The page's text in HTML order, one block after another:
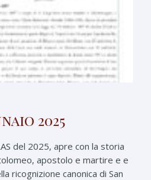
2025
del 2025, apre con la storia
apostolo e martire e e
ricognizione canonica di San